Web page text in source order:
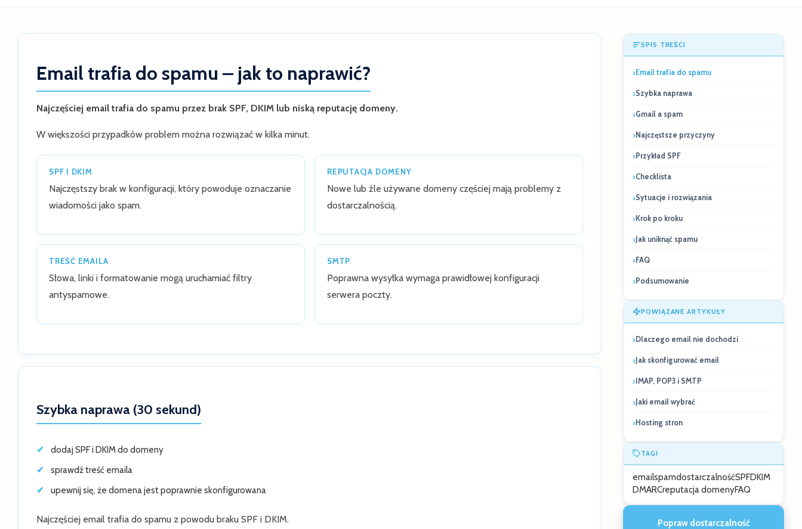
Email trafia do spamu – jak to naprawić?
Najczęściej email trafia do spamu przez brak SPF, DKIM lub niską reputację domeny.
W większości przypadków problem można rozwiązać w kilka minut.
SPF I DKIM
Najczęstszy brak w konfiguracji, który powoduje oznaczanie
wiadomości jako spam.
REPUTACJA DOMENY
Nowe lub źle używane domeny częściej mają problemy z
dostarczalnością.
TREŚĆ EMAILA
Słowa, linki i formatowanie mogą uruchamiać filtry
antyspamowe.
SMTP
Poprawna wysyłka wymaga prawidłowej konfiguracji
serwera poczty.
Szybka naprawa (30 sekund)
dodaj SPF i DKIM do domeny
sprawdź treść emaila
upewnij się, że domena jest poprawnie skonfigurowana
Najczęściej email trafia do spamu z powodu braku SPF i DKIM.
SPIS TREŚCI
Email trafia do spamu
Szybka naprawa
Gmail a spam
Najczęstsze przyczyny
Przykład SPF
Checklista
Sytuacje i rozwiązania
Krok po kroku
Jak uniknąć spamu
FAQ
Podsumowanie
POWIĄZANE ARTYKUŁY
Dlaczego email nie dochodzi
Jak skonfigurować email
IMAP, POP3 i SMTP
Jaki email wybrać
Hosting stron
TAGI
emailspamdostarczalnośćSPFDKIM
DMARCreputacja domenyFAQ
Popraw dostarczalność